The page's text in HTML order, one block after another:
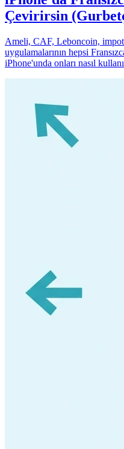
Çevirirsin
Ameli, CAF, Leboncoin,
uygulamalarının hepsi
iPhone'unda onları nasıl